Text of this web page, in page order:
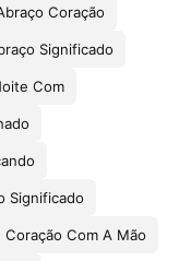
Coração
Significado
Com
Significado
Coração Com A Mão